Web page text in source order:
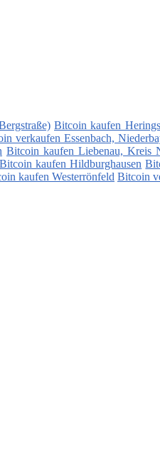
Bitcoin kaufen
verkaufen Essenbach,
Bitcoin kaufen Liebenau, Kreis
Bitcoin kaufen Hildburghausen
kaufen Westerrönfeld Bitcoin